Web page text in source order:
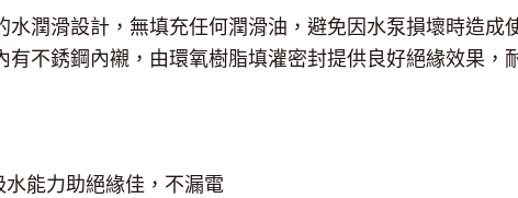
水潤滑設計，無填充任何潤滑油，避免因水泵損壞時造成
有不銹鋼內襯，由環氧樹脂填灌密封提供良好絕緣效果，
水能力助絕緣佳，不漏電